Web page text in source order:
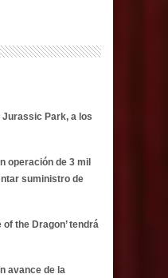
Jurassic Park, a los
operación de 3 mil
suministro de
the Dragon’ tendrá
avance de la